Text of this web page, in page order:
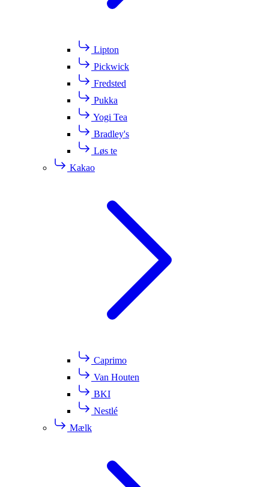
Lipton
Pickwick
Fredsted
Pukka
Yogi Tea
Bradley's
Løs te
Kakao
Caprimo
Van Houten
BKI
Nestlé
Mælk